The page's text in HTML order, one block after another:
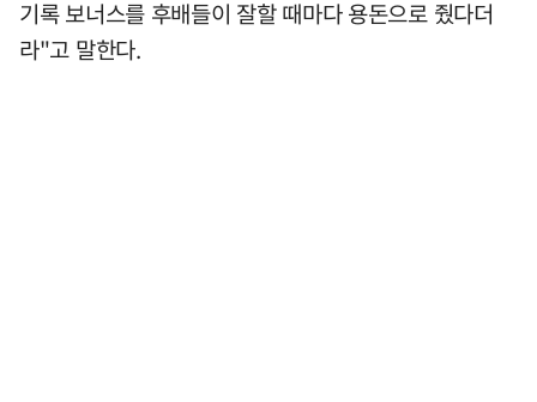
기록 보너스를 후배들이 잘할 때마다 용돈으로 줬다더
라"고 말한다.